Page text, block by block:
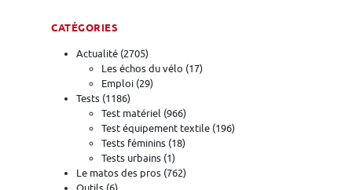
CATÉGORIES
Actualité (2705)
Les échos du vélo (17)
Emploi (29)
Tests (1186)
Test matériel (966)
Test équipement textile (196)
Tests féminins (18)
Tests urbains (1)
Le matos des pros (762)